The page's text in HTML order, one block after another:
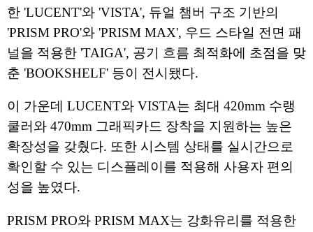
한 'LUCENT'와 'VISTA', 듀얼 챔버 구조 기반의
'PRISM PRO'와 'PRISM MAX', 우드 스타일 전면 패
널을 적용한 'TAIGA', 공기 흐름 최적화에 초점을 맞
춘 'BOOKSHELF' 등이 전시됐다.
이 가운데 LUCENT와 VISTA는 최대 420mm 수랭
쿨러와 470mm 그래픽카드 장착을 지원하는 높은
확장성을 갖췄다. 또한 시스템 상태를 실시간으로
확인할 수 있는 디스플레이를 적용해 사용자 편의
성을 높였다.
PRISM PRO와 PRISM MAX는 강화유리를 적용한